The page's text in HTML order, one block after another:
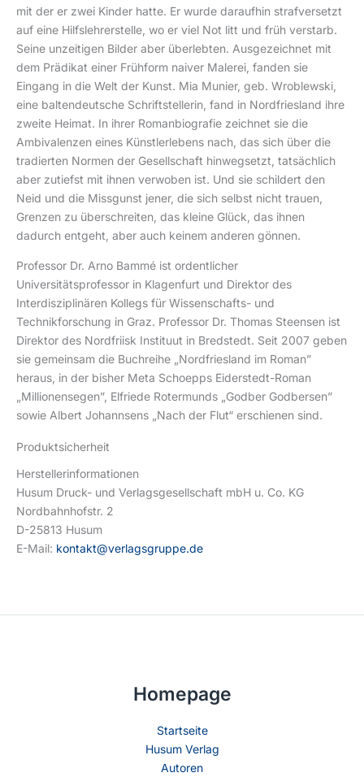
mit der er zwei Kinder hatte. Er wurde daraufhin strafversetzt
auf eine Hilfslehrerstelle, wo er viel Not litt und früh verstarb.
Seine unzeitigen Bilder aber überlebten. Ausgezeichnet mit
dem Prädikat einer Frühform naiver Malerei, fanden sie
Eingang in die Welt der Kunst. Mia Munier, geb. Wroblewski,
eine baltendeutsche Schriftstellerin, fand in Nordfriesland ihre
zweite Heimat. In ihrer Romanbiografie zeichnet sie die
Ambivalenzen eines Künstlerlebens nach, das sich über die
tradierten Normen der Gesellschaft hinwegsetzt, tatsächlich
aber zutiefst mit ihnen verwoben ist. Und sie schildert den
Neid und die Missgunst jener, die sich selbst nicht trauen,
Grenzen zu überschreiten, das kleine Glück, das ihnen
dadurch entgeht, aber auch keinem anderen gönnen.
Professor Dr. Arno Bammé ist ordentlicher
Universitätsprofessor in Klagenfurt und Direktor des
Interdisziplinären Kollegs für Wissenschafts- und
Technikforschung in Graz. Professor Dr. Thomas Steensen ist
Direktor des Nordfriisk Instituut in Bredstedt. Seit 2007 geben
sie gemeinsam die Buchreihe „Nordfriesland im Roman”
heraus, in der bisher Meta Schoepps Eiderstedt-Roman
„Millionensegen”, Elfriede Rotermunds „Godber Godbersen”
sowie Albert Johannsens „Nach der Flut“ erschienen sind.
Produktsicherheit
Herstellerinformationen
Husum Druck- und Verlagsgesellschaft mbH u. Co. KG
Nordbahnhofstr. 2
D-25813 Husum
E-Mail: kontakt@verlagsgruppe.de
Homepage
Startseite
Husum Verlag
Autoren